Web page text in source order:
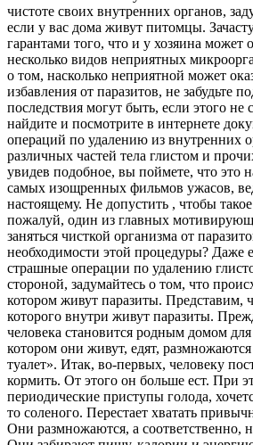
чистоте своих внутренних органов,
если у вас дома живут питомцы.
гарантами того, что и у хозяина может
несколько видов неприятных
о том, насколько неприятной может
избавления от паразитов, не забудьте
последствия могут быть, если этого
найдите и посмотрите в интернете
операций по удалению из внутренних
различных частей тела глистом и
увидев подобное, вы поймете, что это
самых изощренных фильмов ужасов,
настоящему. Не допустить , чтобы
пожалуй, один из главных
заняться чисткой организма от
необходимости этой процедуры? Даже
страшные операции по удалению
стороной, задумайтесь о том, что
котором живут паразиты. Представим,
которого внутри живут паразиты.
человека становится родным домом
котором они живут, едят,
туалет». Итак, во-первых, человеку
кормить. От этого он больше ест. При
периодические приступы голода,
то соленого. Перестает хватать
Они размножаются, а соответственно,